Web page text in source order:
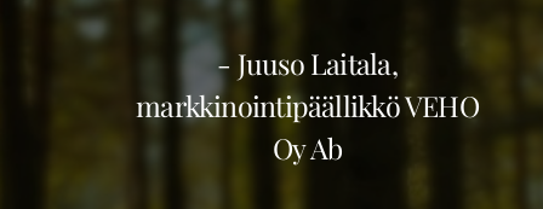
- Juuso Laitala,
markkinointipäällikkö VEHO
Oy Ab